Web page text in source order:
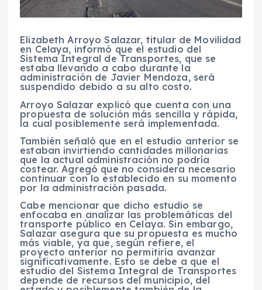
Elizabeth Arroyo Salazar, titular de Movilidad
en Celaya, informó que el estudio del
Sistema Integral de Transportes, que se
estaba llevando a cabo durante la
administración de Javier Mendoza, será
suspendido debido a su alto costo.
Arroyo Salazar explicó que cuenta con una
propuesta de solución más sencilla y rápida,
la cual posiblemente será implementada.
También señaló que en el estudio anterior se
estaban invirtiendo cantidades millonarias
que la actual administración no podría
costear. Agregó que no considera necesario
continuar con lo establecido en su momento
por la administración pasada.
Cabe mencionar que dicho estudio se
enfocaba en analizar las problemáticas del
transporte público en Celaya. Sin embargo,
Salazar asegura que su propuesta es mucho
más viable, ya que, según refiere, el
proyecto anterior no permitiría avanzar
significativamente. Esto se debe a que el
estudio del Sistema Integral de Transportes
depende de recursos del municipio, del